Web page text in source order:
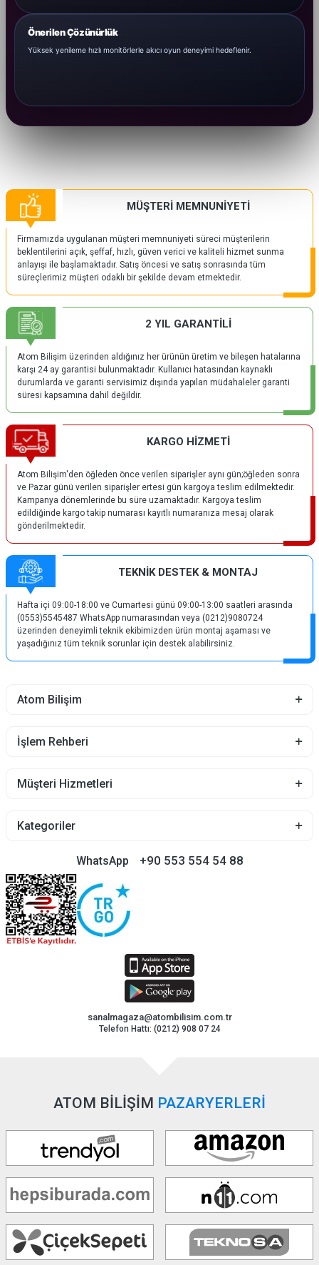
Önerilen Çözünürlük
Yüksek yenileme hızlı monitörlerle akıcı oyun deneyimi hedeflenir.
MÜŞTERİ MEMNUNİYETİ
Firmamızda uygulanan müşteri memnuniyeti süreci müşterilerin
beklentilerini açık, şeffaf, hızlı, güven verici ve kaliteli hizmet sunma
anlayışı ile başlamaktadır. Satış öncesi ve satış sonrasında tüm
süreçlerimiz müşteri odaklı bir şekilde devam etmektedir.
2 YIL GARANTİLİ
Atom Bilişim üzerinden aldığınız her ürünün üretim ve bileşen hatalarına
karşı 24 ay garantisi bulunmaktadır. Kullanıcı hatasından kaynaklı
durumlarda ve garanti servisimiz dışında yapılan müdahaleler garanti
süresi kapsamına dahil değildir.
KARGO HİZMETİ
Atom Bilişim'den öğleden önce verilen siparişler aynı gün;öğleden sonra
ve Pazar günü verilen siparişler ertesi gün kargoya teslim edilmektedir.
Kampanya dönemlerinde bu süre uzamaktadır. Kargoya teslim
edildiğinde kargo takip numarası kayıtlı numaranıza mesaj olarak
gönderilmektedir.
TEKNİK DESTEK & MONTAJ
Hafta içi 09:00-18:00 ve Cumartesi günü 09:00-13:00 saatleri arasında
(0553)5545487 WhatsApp numarasından veya (0212)9080724
üzerinden deneyimli teknik ekibimizden ürün montaj aşaması ve
yaşadığınız tüm teknik sorunlar için destek alabilirsiniz.
Atom Bilişim
İşlem Rehberi
Müşteri Hizmetleri
Kategoriler
WhatsApp +90 553 554 54 88
sanalmagaza@atombilisim.com.tr
Telefon Hattı: (0212) 908 07 24
ATOM BİLİŞİM PAZARYERLERİ